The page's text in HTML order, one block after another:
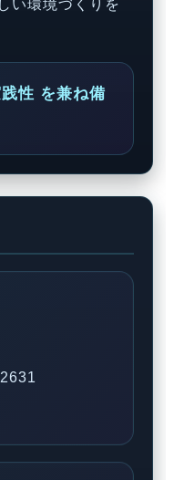
い環境づくりを
性 を兼ね備